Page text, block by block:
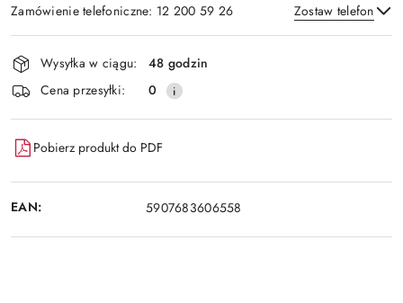
Zamówienie telefoniczne: 12 200 59 26 Zostaw telefon
Wyślij
Dostępność
i
dostawa
Wysyłka w ciągu:
48 godzin
Cena przesyłki:
0
Pobierz produkt do PDF
EAN: 5907683606558